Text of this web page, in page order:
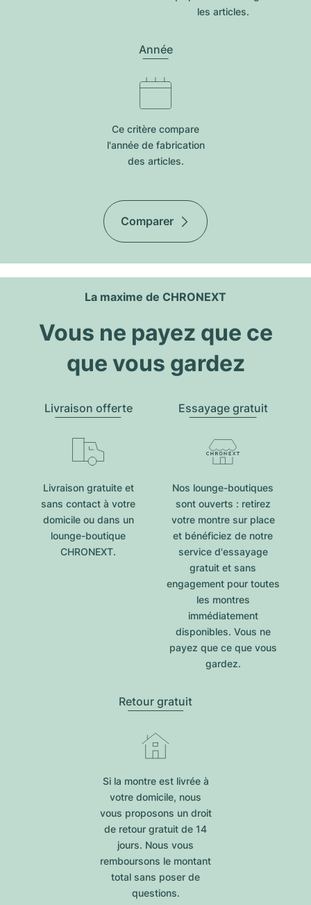
les articles.
Année
Ce critère compare
l'année de fabrication
des articles.
Comparer
La maxime de CHRONEXT
Vous ne payez que ce
que vous gardez
Livraison offerte
Livraison gratuite et
sans contact à votre
domicile ou dans un
lounge-boutique
CHRONEXT.
Essayage gratuit
Nos lounge-boutiques
sont ouverts : retirez
votre montre sur place
et bénéficiez de notre
service d'essayage
gratuit et sans
engagement pour toutes
les montres
immédiatement
disponibles. Vous ne
payez que ce que vous
gardez.
Retour gratuit
Si la montre est livrée à
votre domicile, nous
vous proposons un droit
de retour gratuit de 14
jours. Nous vous
remboursons le montant
total sans poser de
questions.